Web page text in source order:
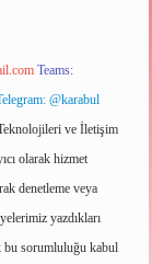
Teams:
@karabul
ve İletişim
olarak hizmet
denetleme veya
yazdıkları
bu sorumluluğu kabul